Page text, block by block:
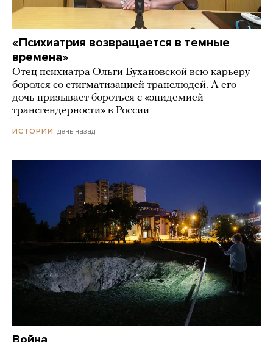
«Психиатрия возвращается в темные
времена»
Отец психиатра Ольги Бухановской всю карьеру
боролся со стигматизацией транслюдей. А его
дочь призывает бороться с «эпидемией
трансгендерности» в России
ИСТОРИИ день назад